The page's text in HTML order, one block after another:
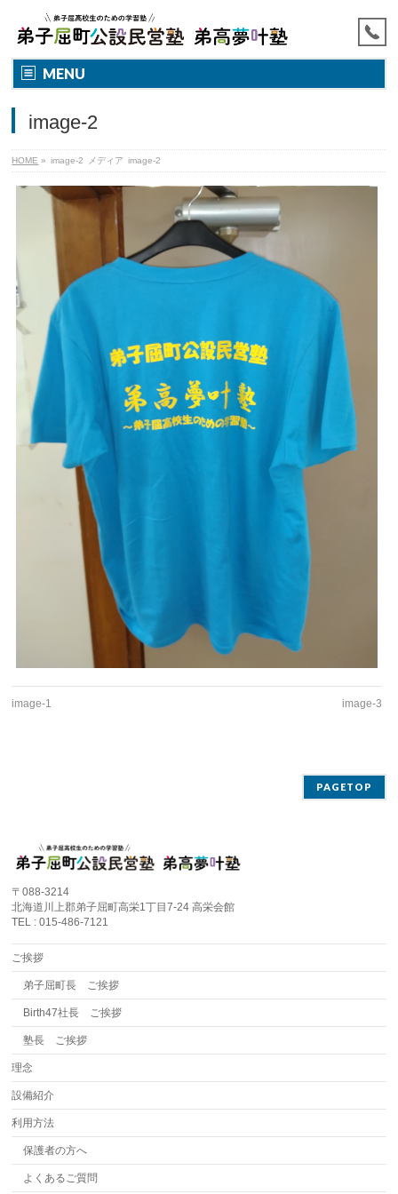
MENU
image-2
HOME » image-2 メディア image-2
image-1 image-3
PAGETOP
〒088-3214
北海道川上郡弟子屈町高栄1丁目7-24 高栄会館
TEL : 015-486-7121
ご挨拶
弟子屈町長 ご挨拶
Birth47社長 ご挨拶
塾長 ご挨拶
理念
設備紹介
利用方法
保護者の方へ
よくあるご質問